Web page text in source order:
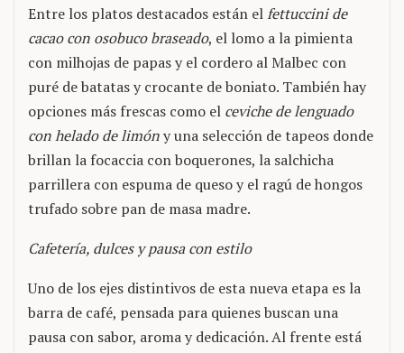
Entre los platos destacados están elfettuccini de
cacao con osobuco braseado, el lomo a la pimienta
con milhojas de papas y el cordero al Malbec con
puré de batatas y crocante de boniato. También hay
opciones más frescas como el ceviche de lenguado
con helado de limóny una selección de tapeos donde
brillan la focaccia con boquerones, la salchicha
parrillera con espuma de queso y el ragú de hongos
trufado sobre pan de masa madre.
Cafetería, dulces y pausa con estilo
Uno de los ejes distintivos de esta nueva etapa es la
barra de café, pensada para quienes buscan una
pausa con sabor, aroma y dedicación. Al frente está